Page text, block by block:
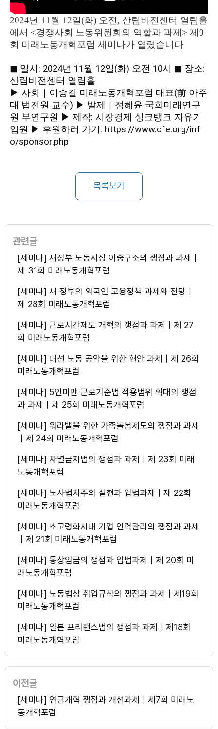
2024년 11월 12일(화) 오전, 산림비전센터 열림홀
에서 <경쟁사회 노동위원회의 역할과 과제> 제9
회 미래노동개혁포럼 세미나가 열렸습니다
◼︎ 일시: 2024년 11월 12일(화) 오전 10시 ◼︎ 장소:
산림비전센터 열림홀
▶ 사회｜이승길 미래노동개혁포럼 대표(前 아주
대 법전원 교수) ▶ 발제｜정혜윤 국회미래연구
원 부연구원 ▶ 제작: 시장경제 싱크탱크 자유기
업원 ▶ 후원하러 가기: https://www.cfe.org/inf
o/sponsor.php
목록보기
관련글
[세미나] 새정부 노동시장 이중구조의 쟁점과 과제｜
제 31회 미래노동개혁포럼
[세미나] 새 정부의 외국인 고용정책 과제와 전망｜
제 28회 미래노동개혁포럼
[세미나] 근로시간제도 개혁의 쟁점과 과제｜제 27
회 미래노동개혁포럼
[세미나] 대선 노동 공약을 위한 현안 과제｜제 26회
미래노동개혁포럼
[세미나] 5인미만 근로기준법 적용범위 확대의 쟁점
과 과제｜제 25회 미래노동개혁포럼
[세미나] 워라밸을 위한 가족돌봄제도의 쟁점과 과제
｜제 24회 미래노동개혁포럼
[세미나] 차별금지법의 쟁점과 과제｜제 23회 미래
노동개혁포럼
[세미나] 노사법치주의 실현과 입법과제｜제 22회
미래노동개혁포럼
[세미나] 초고령화시대 기업 인력관리의 쟁점과 과제
｜제 21회 미래노동개혁포럼
[세미나] 통상임금의 쟁점과 입법과제｜제 20회 미
래노동개혁포럼
[세미나] 노동법상 취업규칙의 쟁점과 과제｜제19회
미래노동개혁포럼
[세미나] 일본 프리랜스법의 쟁점과 과제｜제18회
미래노동개혁포럼
이전글
[세미나] 연금개혁 쟁점과 개선과제｜제7회 미래노
동개혁포럼